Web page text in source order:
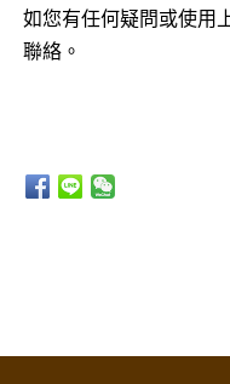
如您有任何疑問或使用
聯絡。